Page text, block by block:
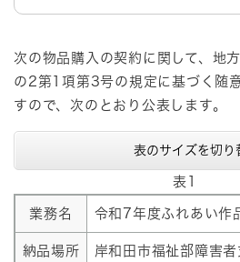
次の物品購入の契約に関して、地
の2第1項第3号の規定に基づく随
すので、次のとおり公表します。
表のサイズを切り
表1
業務名 令和7年度ふれあい作
納品場所 岸和田市福祉部障害